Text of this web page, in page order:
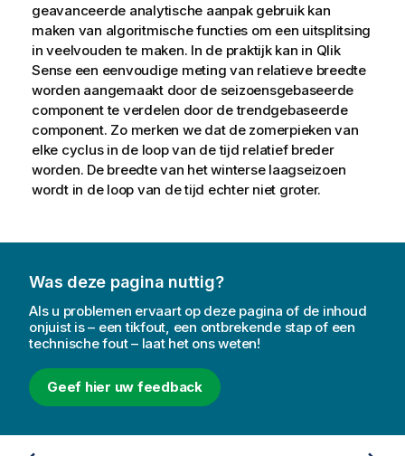
geavanceerde analytische aanpak gebruik kan
maken van algoritmische functies om een uitsplitsing
in veelvouden te maken. In de praktijk kan in Qlik
Senseeen eenvoudige meting van relatieve breedte
worden aangemaakt door de seizoensgebaseerde
component te verdelen door de trendgebaseerde
component. Zo merken we dat de zomerpieken van
elke cyclus in de loop van de tijd relatief breder
worden. De breedte van het winterse laagseizoen
wordt in de loop van de tijd echter niet groter.
Was deze pagina nuttig?
Als u problemen ervaart op deze pagina of de inhoud
onjuist is – een tikfout, een ontbrekende stap of een
technische fout – laat het ons weten!
Geef hier uw feedback